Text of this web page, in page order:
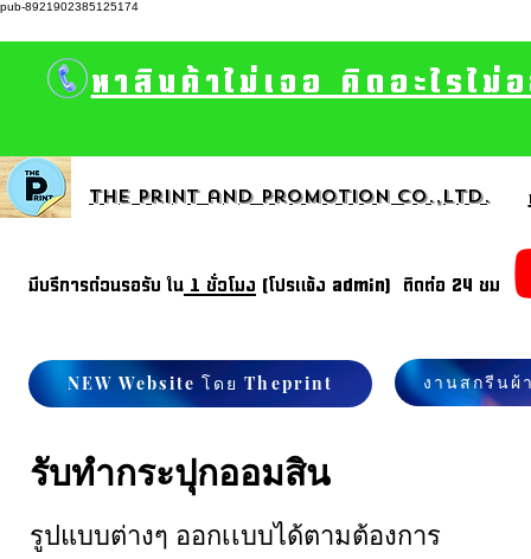
pub-8921902385125174
หาสินค้าไม่เจอ คิดอะไรไ
The print and promotion CO.,Ltd.
มีบรีการด่วนรอรับ ใน 1 ชั่วโมง (โปรแจ้ง admin) ติดต่อ 24 ชม
NEW Website โดย Theprint งานสกรีนผ้
รับทำกระปุกออมสิน
รูปแบบต่างๆ ออกเเบบได้ตามต้องการ